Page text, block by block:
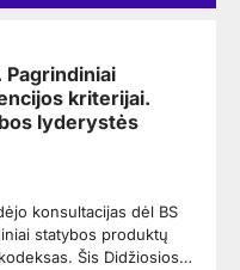
Pagrindiniai
kriterijai.
lyderystės
konsultacijas dėl BS
statybos produktų
Šis Didžiosios…